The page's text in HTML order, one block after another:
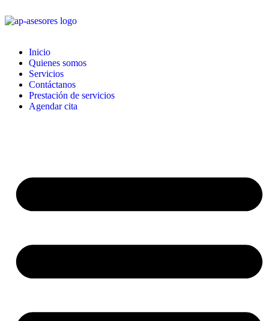
Inicio
Quienes somos
Servicios
Contáctanos
Prestación de servicios
Agendar cita